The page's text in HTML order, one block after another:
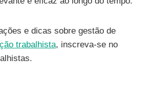
e dicas sobre gestão de
trabalhista, inscreva-se no